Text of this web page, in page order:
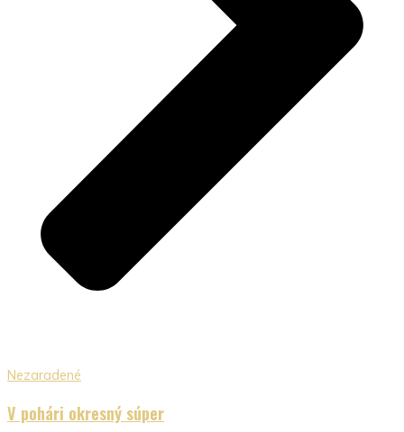
Nezaradené
V pohári okresný súper